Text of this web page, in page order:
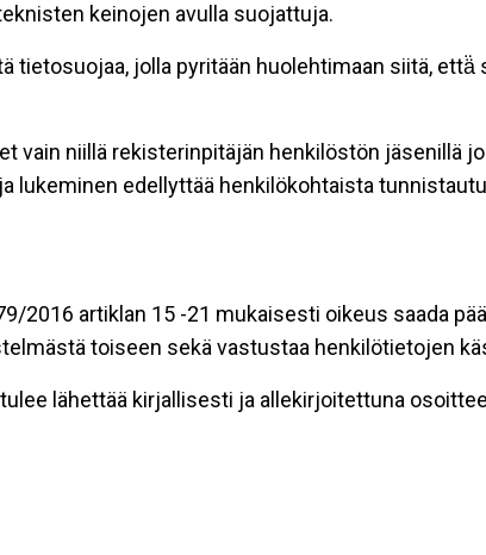
keinojen avulla suojattuja.
tietosuojaa, jolla pyritään huolehtimaan siitä,
vain niillä rekisterinpitäjän henkilöstön jäsenillä
lukeminen edellyttää henkilökohtaista
2016 artiklan 15 -21 mukaisesti oikeus saada
toiseen sekä vastustaa henkilötietojen
lähettää kirjallisesti ja allekirjoitettuna